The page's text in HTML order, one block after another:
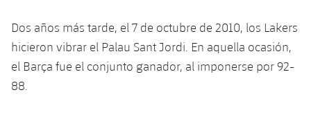
Instalaciones
SUB8 B
Historia
Infantil B
Entradas
Resultados
Calendario
Resultados
Actualidad
Juvenil
Campus Verano
PLUSICON
MÁS
Dos años más tarde, el 7 de octubre de 2010, los Lakers
hicieron vibrar el Palau Sant Jordi. En aquella ocasión,
el Barça fue el conjunto ganador, al imponerse por 92-
88.